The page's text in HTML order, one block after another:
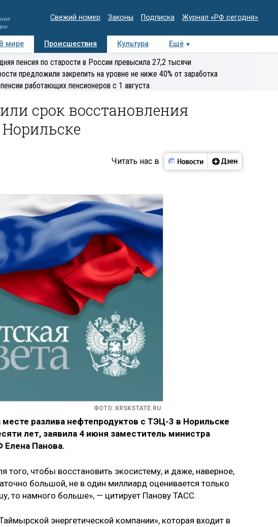
Свежий номер Законы Подписка Журнал «РФ сегодня»
В мире Происшествия Культура Ещё
Медиацентр Интервью Колумнисты
пенсия по старости в России превысила 27,2 тысячи
предложили закрепить на уровне не ниже 40% от заработка
работающих пенсионеров с 1 августа
срок восстановления
Читать нас в
ФОТО: KRSKSTATE.RU
разлива нефтепродуктов с ТЭЦ-3 в Норильске
лет, заявила 4 июня заместитель министра
Елена Панова.
того, чтобы восстановить экосистему, и даже, наверное,
большой, не в один миллиард оценивается только
то намного больше», — цитирует Панову ТАСС.
энергетической компании», которая входит в